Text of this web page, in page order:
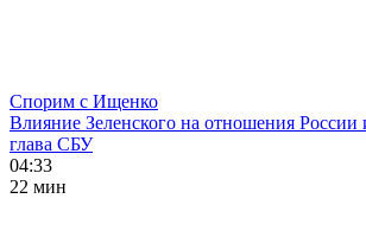
Спорим с Ищенко
Влияние Зеленского на отношения
глава СБУ
04:33
22 мин